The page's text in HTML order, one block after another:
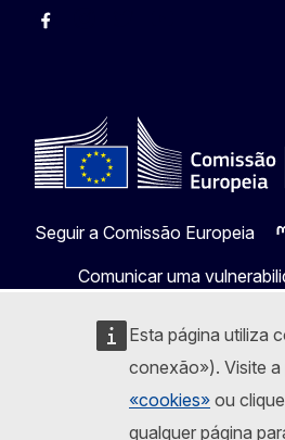
Esta página utiliza
conexão»). Visite a
«cookies» ou
qualquer página
Facebook
Seguir a Comissão Europeia
Comunicar uma